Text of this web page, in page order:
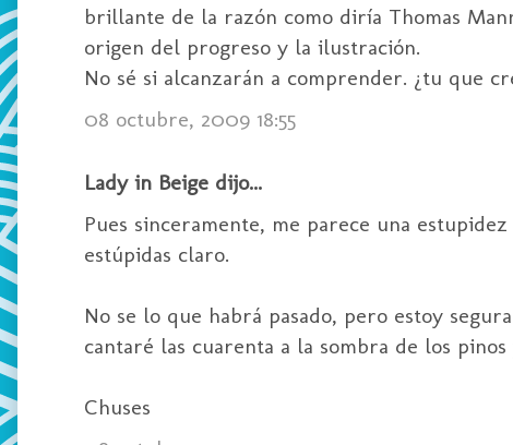
brillante de la razón como diría Thomas
origen del progreso y la ilustración.
No sé si alcanzarán a comprender. ¿tu que
08 octubre, 2009 18:55
Lady in Beige dijo...
Pues sinceramente, me parece una
estúpidas claro.
No se lo que habrá pasado, pero estoy
cantaré las cuarenta a la sombra de los pinos
Chuses